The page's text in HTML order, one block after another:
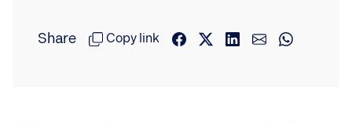
Share Copy link